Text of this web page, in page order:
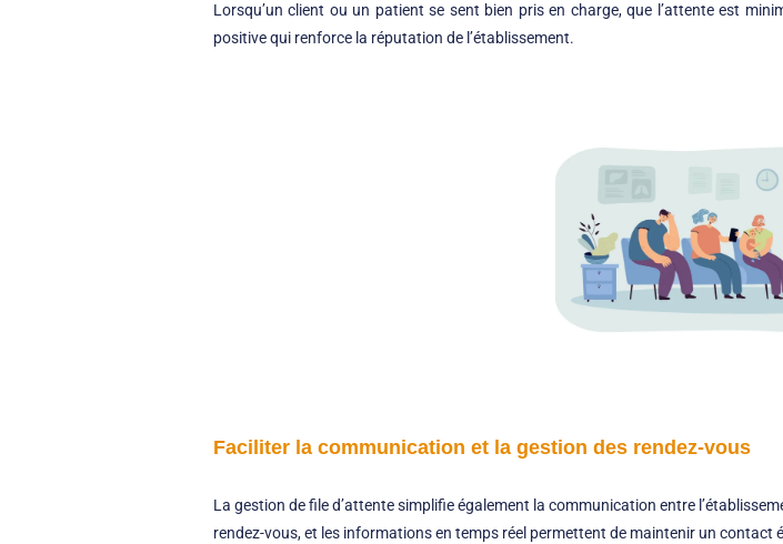
Lorsqu’un client ou un patient se sent bien pris en charge, que l’attente est
positive qui renforce la réputation de l’établissement.
Faciliter la communication et la gestion des rendez-vous
La gestion de file d’attente simplifie également la communication entre
rendez-vous, et les informations en temps réel permettent de maintenir un